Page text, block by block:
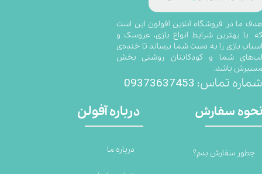
ما در فروشگاه آنلاین آفولون این است
با بهترین شرایط انواع بازی، عروسک و
بازی را به دست شما برساند تا خنده‌ی
شما و کودکانتان روشنی بخش
باشد.
تماس: 09373637453
سفارش
چطور سفارش بدم؟
درباره آفولن
درباره ما